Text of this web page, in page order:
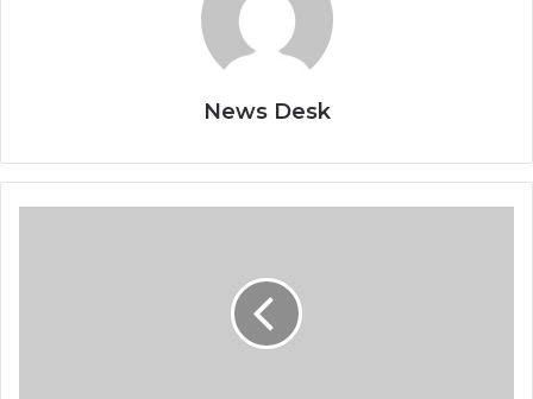
News Desk